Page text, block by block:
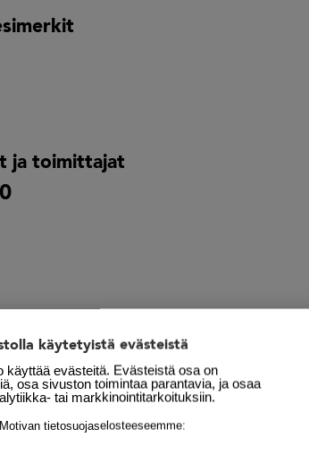
ja toimittajat
käytetyistä evästeistä
käyttää evästeitä. Evästeistä osa on
osa sivuston toimintaa parantavia, ja osaa
tai markkinointitarkoituksiin.
tietosuojaselosteeseemme: